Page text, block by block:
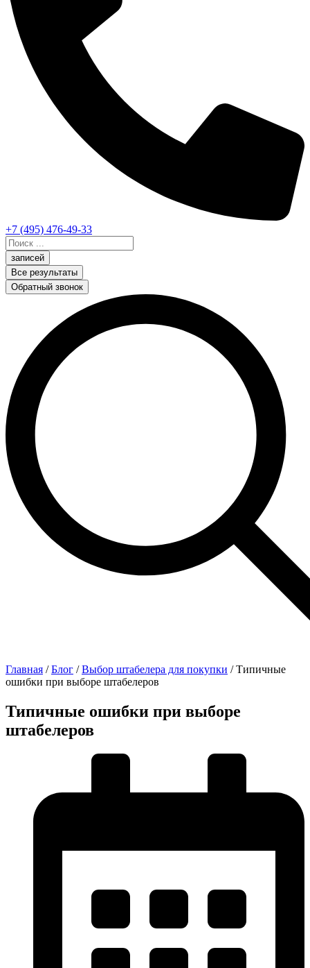
+7 (495) 476-49-33
Search
...записей
Все результаты
Обратный звонок
Главная /Блог /Выбор штабелера для покупки /Типичные
ошибки при выборе штабелеров
Типичные ошибки при выборе
штабелеров